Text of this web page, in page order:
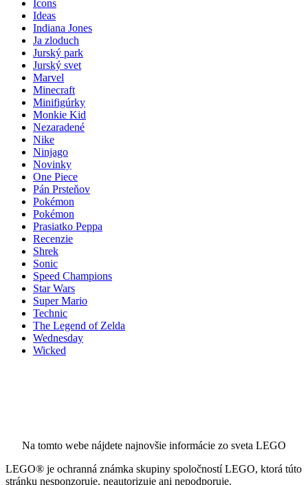
Icons
Ideas
Indiana Jones
Ja zloduch
Jurský park
Jurský svet
Marvel
Minecraft
Minifigúrky
Monkie Kid
Nezaradené
Nike
Ninjago
Novinky
One Piece
Pán Prsteňov
Pokémon
Pokémon
Prasiatko Peppa
Recenzie
Shrek
Sonic
Speed Champions
Star Wars
Super Mario
Technic
The Legend of Zelda
Wednesday
Wicked
Na tomto webe nájdete najnovšie informácie zo sveta LEGO
LEGO® je ochranná známka skupiny spoločností LEGO, ktorá túto
stránku nesponzoruje, neautorizuje ani nepodporuje.